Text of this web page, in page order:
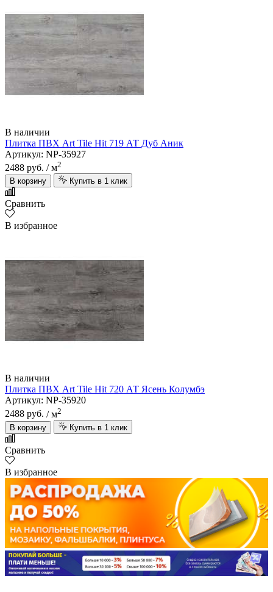
В наличии
Плитка ПВХ Art Tile Hit 719 АТ Дуб Аник
Артикул: NP-35927
2488 руб. / м2
В корзину
Купить в 1 клик
Сравнить
В избранное
В наличии
Плитка ПВХ Art Tile Hit 720 АТ Ясень Колумбэ
Артикул: NP-35920
2488 руб. / м2
В корзину
Купить в 1 клик
Сравнить
В избранное